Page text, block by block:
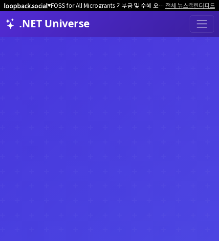
loopback.social▼ FOSS for All Microgrants 기부금 및 수혜 오픈소스 프로젝트/커뮤니티 모집 전체 뉴스캘린더피드
.NET Universe